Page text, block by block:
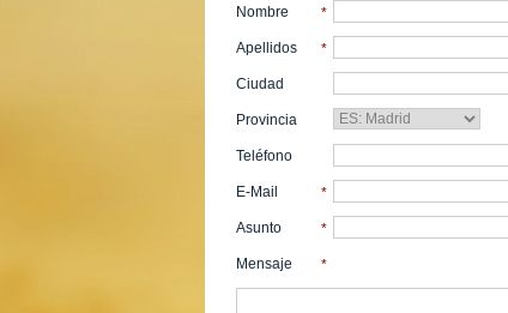
Nombre *
Apellidos *
Ciudad
Provincia
Teléfono
E-Mail *
Asunto *
Mensaje *